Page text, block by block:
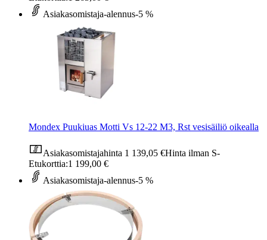
Asiakasomistaja-alennus-5 %
Mondex Puukiuas Motti Vs 12-22 M3, Rst vesisäiliö oikealla
Asiakasomistajahinta 1 139,05 €Hinta ilman S-
Etukorttia:1 199,00 €
Asiakasomistaja-alennus-5 %